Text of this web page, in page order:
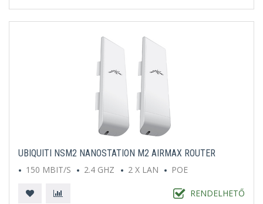
UBIQUITI NSM2 NANOSTATION M2 AIRMAX ROUTER
150 MBIT/S
2.4 GHZ 2 X LAN POE
RENDELHETŐ